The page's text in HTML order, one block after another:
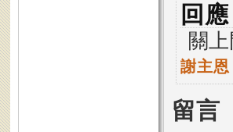
回
關
謝主恩
留言